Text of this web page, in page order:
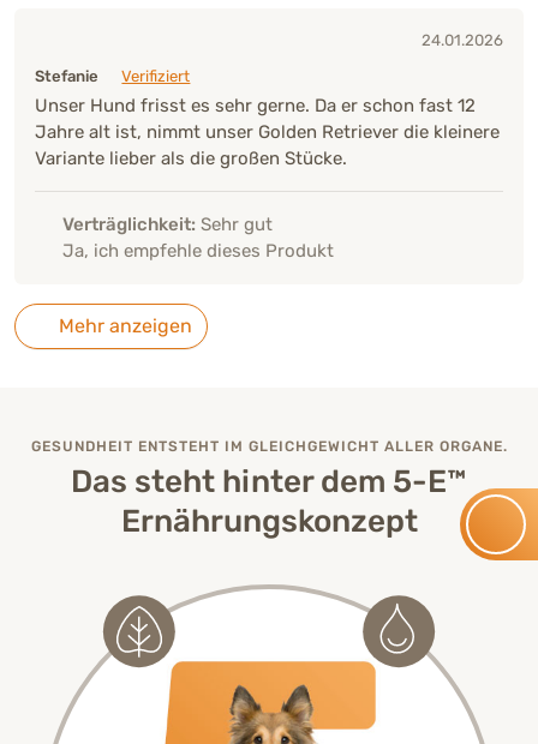
24.01.2026
Stefanie
Verifiziert
Unser Hund frisst es sehr gerne. Da er schon fast 12
Jahre alt ist, nimmt unser Golden Retriever die kleinere
Variante lieber als die großen Stücke.
Verträglichkeit: Sehr gut
Ja, ich empfehle dieses Produkt
Mehr anzeigen
GESUNDHEIT ENTSTEHT IM GLEICHGEWICHT ALLER ORGANE.
Das steht hinter dem 5-E™
Ernährungskonzept